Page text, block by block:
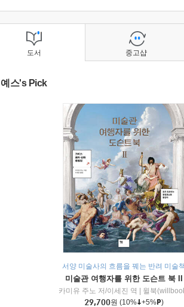
도서
예스's Pick
서양 미술사의 흐름을 꿰는 반려 미술
미술관 여행자를 위한 도슨트 북 II
카미유 주노 저/이세진 역
윌북
29,700원 (10% +5% )
중고샵